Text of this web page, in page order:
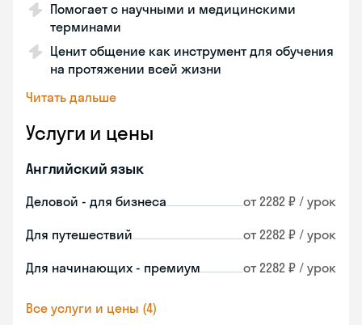
Помогает с научными и медицинскими
терминами
Ценит общение как инструмент для обучения
на протяжении всей жизни
Читать дальше
Услуги и цены
Английский язык
Деловой - для бизнеса от 2282 ₽ / урок
Для путешествий от 2282 ₽ / урок
Для начинающих - премиум от 2282 ₽ / урок
Все услуги и цены (4)